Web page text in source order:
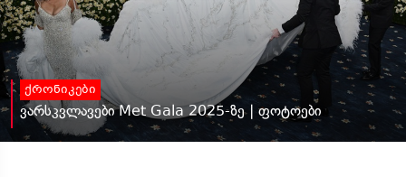
ქრონიკები
ვარსკვლავები Met Gala 2025-ზე | ფოტოები